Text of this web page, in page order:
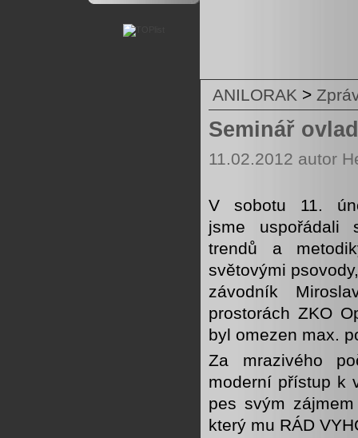
ANILORAK >
Seminář
11.02.2012 autor
V sobotu 11.
jsme uspořádali
trendů a
světovými
závodník
prostorách ZKO
byl omezen max.
Za mrazivého
moderní přístup k
pes svým
který mu RÁD